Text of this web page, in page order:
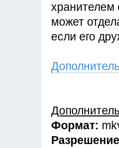
хранителем
может
если его
Формат: